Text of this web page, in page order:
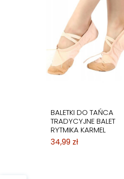
BALETKI DO TAŃCA
TRADYCYJNE BALET
RYTMIKA KARMEL
34,99 zł